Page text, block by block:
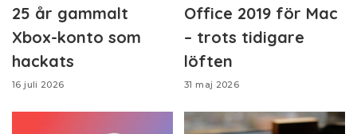
25 år gammalt
Xbox-konto som
hackats
16 juli 2026
Office 2019 för Mac
– trots tidigare
löften
31 maj 2026